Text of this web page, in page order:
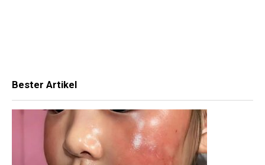
Bester Artikel